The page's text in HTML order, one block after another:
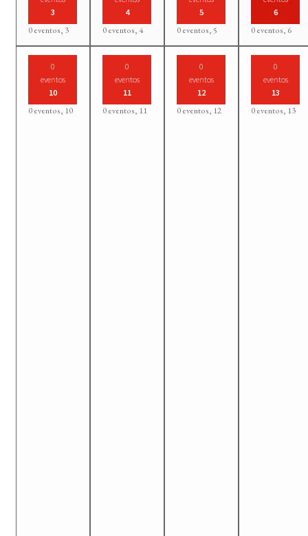
3
0 eventos, 3
4
0 eventos, 4
5
0 eventos,5
6
0 eventos, 6
0
eventos
10
0 eventos, 10
0
eventos
11
0 eventos, 11
0
eventos
12
0 eventos, 12
0
eventos
13
0 eventos, 13